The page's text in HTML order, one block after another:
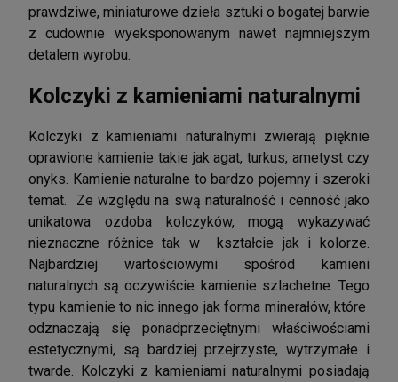
prawdziwe, miniaturowe dzieła sztuki o bogatej barwie
z cudownie wyeksponowanym nawet najmniejszym
detalem wyrobu.
Kolczyki z kamieniami naturalnymi
Kolczyki z kamieniami naturalnymi zwierają pięknie
oprawione kamienie takie jak agat, turkus, ametyst czy
onyks. Kamienie naturalne to bardzo pojemny i szeroki
temat. Ze względu na swą naturalność i cenność jako
unikatowa ozdoba kolczyków, mogą wykazywać
nieznaczne różnice tak w kształcie jak i kolorze.
Najbardziej wartościowymi spośród kamieni
naturalnych są oczywiście kamienie szlachetne. Tego
typu kamienie to nic innego jak forma minerałów, które
odznaczają się ponadprzeciętnymi właściwościami
estetycznymi, są bardziej przejrzyste, wytrzymałe i
twarde. Kolczyki z kamieniami naturalnymi posiadają